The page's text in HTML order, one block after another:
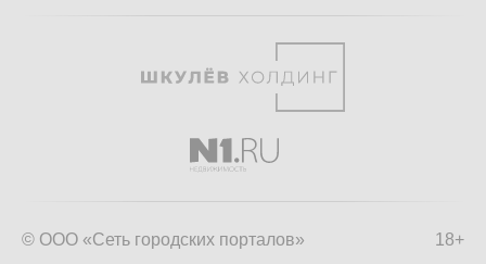
18+
© ООО «Сеть городских порталов»